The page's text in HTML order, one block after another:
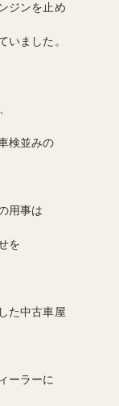
ジンを止め
いました。
検並みの
用事は
を
た中古車屋
ーラーに